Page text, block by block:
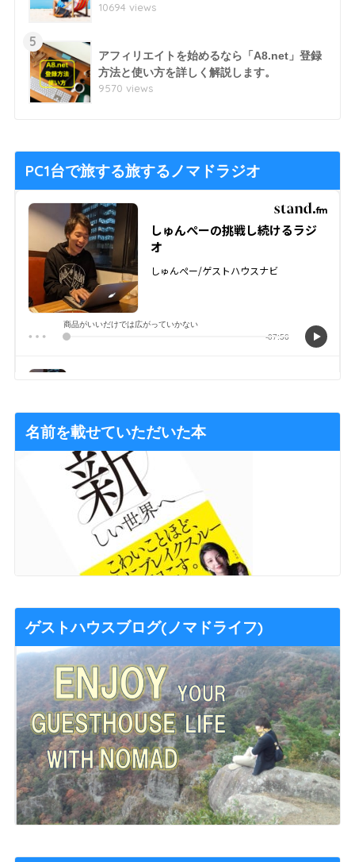
10694 views
5
アフィリエイトを始めるなら「A8.net」登録
方法と使い方を詳しく解説します。
9570 views
PC1台で旅する旅するノマドラジオ
名前を載せていただいた本
ゲストハウスブログ(ノマドライフ)